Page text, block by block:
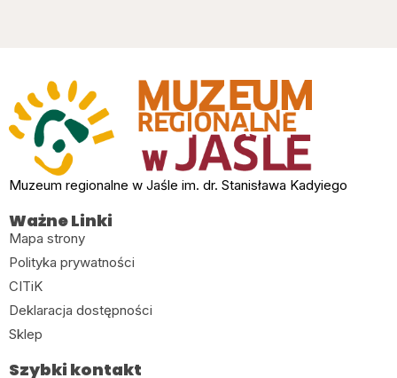
Muzeum regionalne w Jaśle im. dr. Stanisława Kadyiego
Ważne Linki
Mapa strony
Polityka prywatności
CITiK
Deklaracja dostępności
Sklep
Szybki kontakt